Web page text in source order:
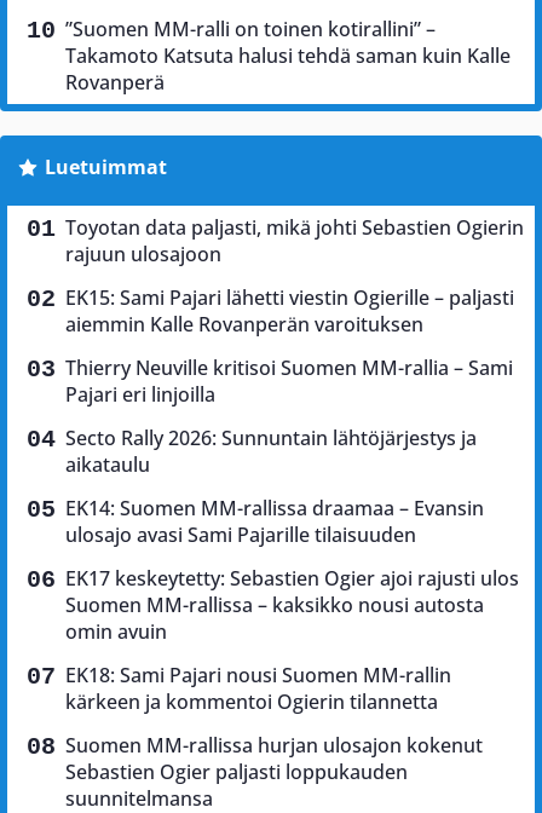
”Suomen MM-ralli on toinen kotirallini” –
Takamoto Katsuta halusi tehdä saman kuin Kalle
Rovanperä
Luetuimmat
Toyotan data paljasti, mikä johti Sebastien Ogierin
rajuun ulosajoon
EK15: Sami Pajari lähetti viestin Ogierille – paljasti
aiemmin Kalle Rovanperän varoituksen
Thierry Neuville kritisoi Suomen MM-rallia – Sami
Pajari eri linjoilla
Secto Rally 2026: Sunnuntain lähtöjärjestys ja
aikataulu
EK14: Suomen MM-rallissa draamaa – Evansin
ulosajo avasi Sami Pajarille tilaisuuden
EK17 keskeytetty: Sebastien Ogier ajoi rajusti ulos
Suomen MM-rallissa – kaksikko nousi autosta
omin avuin
EK18: Sami Pajari nousi Suomen MM-rallin
kärkeen ja kommentoi Ogierin tilannetta
Suomen MM-rallissa hurjan ulosajon kokenut
Sebastien Ogier paljasti loppukauden
suunnitelmansa